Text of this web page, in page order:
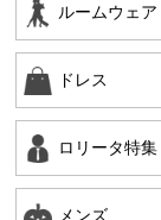
ルームウェア
ドレス
ロリータ特集
メンズ